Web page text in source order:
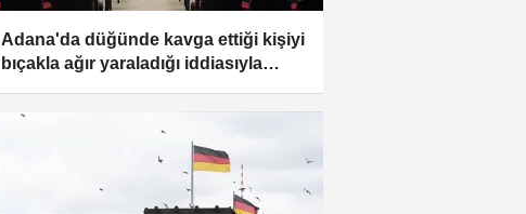
Adana'da düğünde kavga ettiği kişiyi
bıçakla ağır yaraladığı iddiasıyla